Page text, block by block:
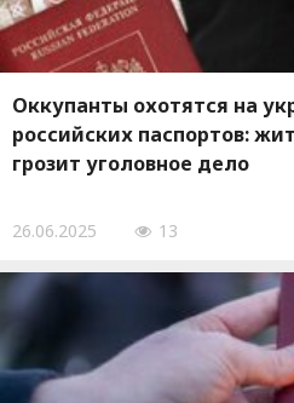
Оккупанты охотятся на
российских паспортов:
грозит уголовное дело
26.06.2025 13